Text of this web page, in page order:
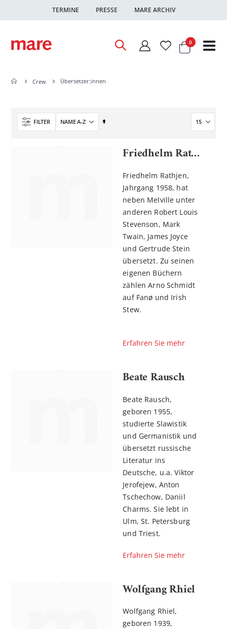
TERMINE PRESSE MARE ARCHIV
Warenkorb
0Artikel
Crew Übersetzer:innen
FILTER
In
Friedhelm Rathjen
Friedhelm Rathjen,
Jahrgang 1958, hat
neben Melville unter
anderen Robert Louis
Stevenson, Mark
Twain, James Joyce
und Gertrude Stein
übersetzt. Zu seinen
eigenen Büchern
zählen Arno Schmidt
auf Fanø und Irish
Stew.
Erfahren Sie mehr
Beate Rausch
Beate Rausch,
geboren 1955,
studierte Slawistik
und Germanistik und
übersetzt russische
Literatur ins
Deutsche, u.a. Viktor
Jerofejew, Anton
Tschechow, Daniil
Charms. Sie lebt in
Ulm, St. Petersburg
und Triest.
Erfahren Sie mehr
Wolfgang Rhiel
Wolfgang Rhiel,
geboren 1939,